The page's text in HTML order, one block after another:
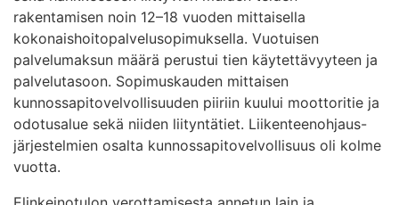
rakentamisen noin 12–18 vuoden mittaisella
kokonaishoitopalvelusopimuksella. Vuotuisen
palvelumaksun määrä perustui tien käytettävyyteen ja
palvelutasoon. Sopimuskauden mittaisen
kunnossapitovelvollisuuden piiriin kuului moottoritie ja
odotusalue sekä niiden liityntätiet. Liikenteenohjaus-
järjestelmien osalta kunnossapitovelvollisuus oli kolme
vuotta.